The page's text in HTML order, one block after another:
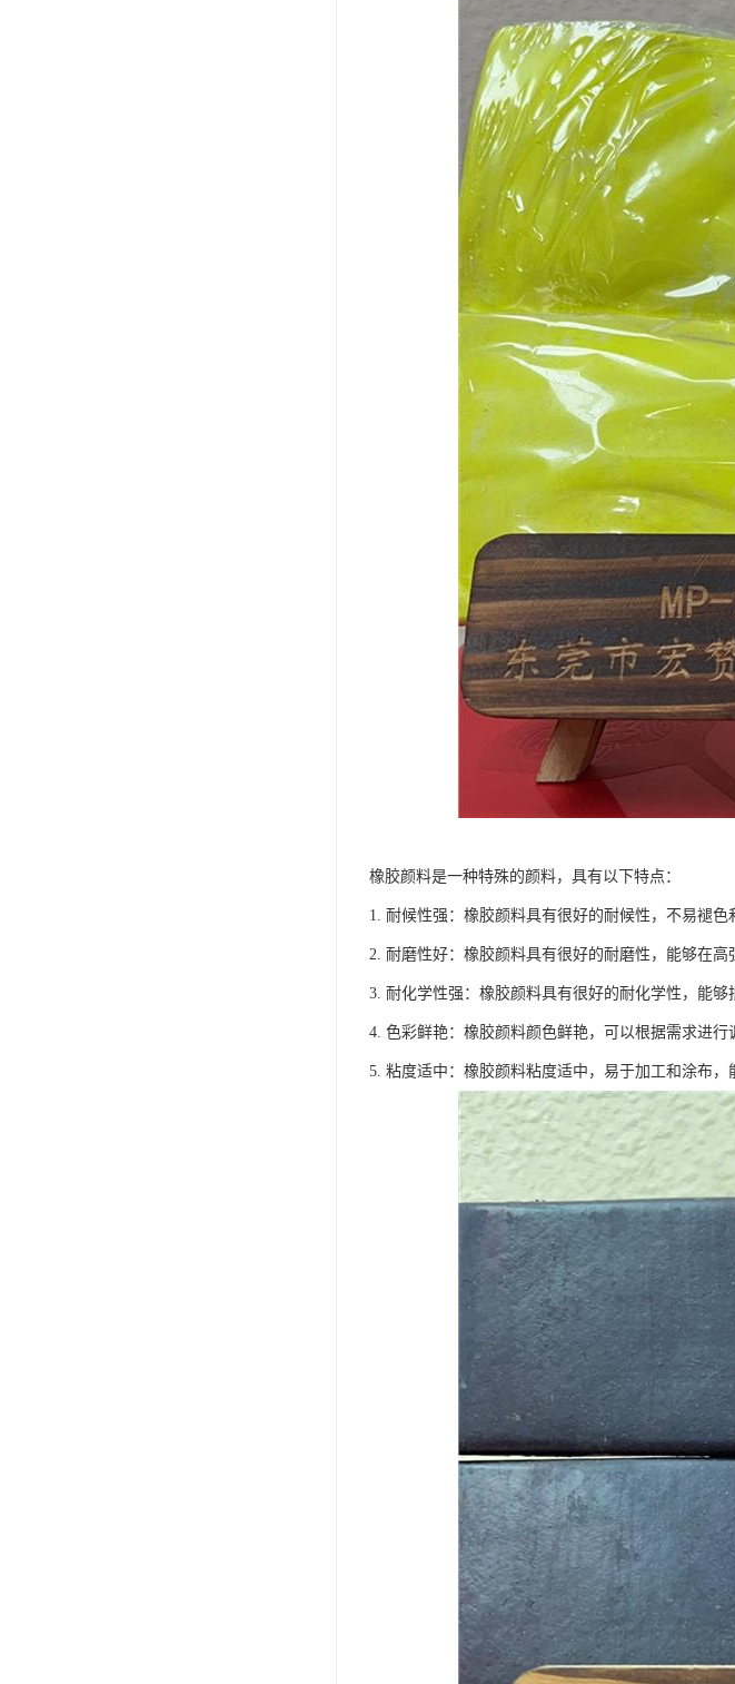
橡胶颜料是一种特殊的颜料，具有以下特点：
1. 耐候性强：橡胶颜料具有很好的耐候性，不易褪
2. 耐磨性好：橡胶颜料具有很好的耐磨性，能够在高
3. 耐化学性强：橡胶颜料具有很好的耐化学性，能
4. 色彩鲜艳：橡胶颜料颜色鲜艳，可以根据需求进行
5. 粘度适中：橡胶颜料粘度适中，易于加工和涂布，